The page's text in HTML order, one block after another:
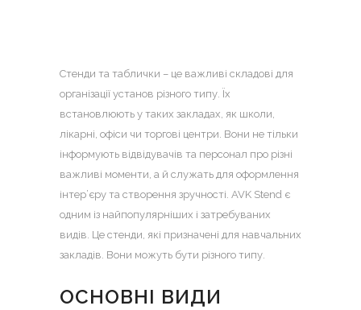
Стенди та таблички – це важливі складові для
організації установ різного типу. Їх
встановлюють у таких закладах, як школи,
лікарні, офіси чи торгові центри. Вони не тільки
інформують відвідувачів та персонал про різні
важливі моменти, а й служать для оформлення
інтер’єру та створення зручності. AVK Stend є
одним із найпопулярніших і затребуваних
видів. Це стенди, які призначені для навчальних
закладів. Вони можуть бути різного типу.
ОСНОВНІ ВИДИ